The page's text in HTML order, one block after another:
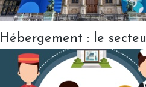
Hébergement : le